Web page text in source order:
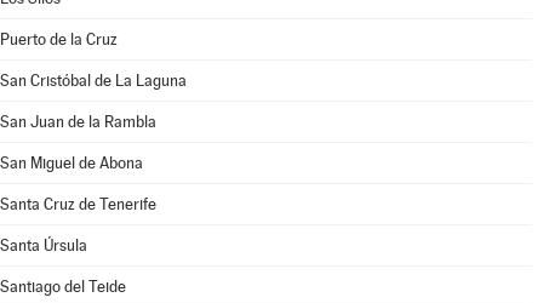
Puerto de la Cruz
San Cristóbal de La Laguna
San Juan de la Rambla
San Miguel de Abona
Santa Cruz de Tenerife
Santa Úrsula
Santiago del Teide